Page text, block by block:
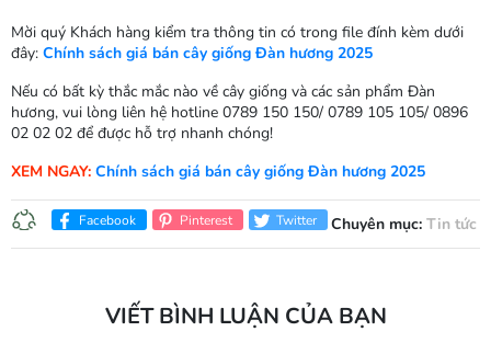
Mời quý Khách hàng kiểm tra thông tin có trong file đính kèm dưới
đây: Chính sách giá bán cây giống Đàn hương 2025
Nếu có bất kỳ thắc mắc nào về cây giống và các sản phẩm Đàn
hương, vui lòng liên hệ hotline 0789 150 150/ 0789 105 105/ 0896
02 02 02 để được hỗ trợ nhanh chóng!
XEM NGAY: Chính sách giá bán cây giống Đàn hương 2025
Facebook Pinterest Twitter Chuyên mục: Tin tức
VIẾT BÌNH LUẬN CỦA BẠN